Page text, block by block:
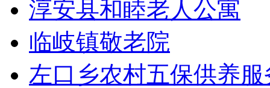
淳安县和睦老人公寓
临岐镇敬老院
左口乡农村五保供养